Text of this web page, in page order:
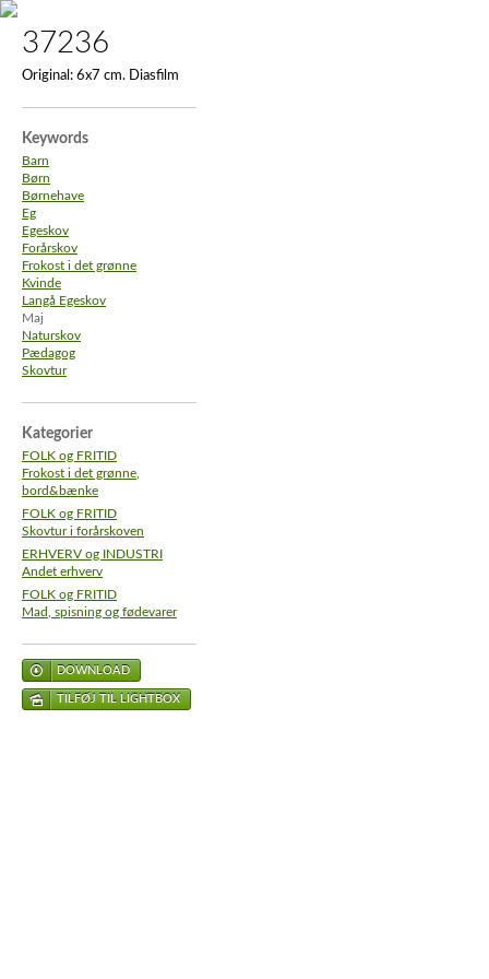
37236
Original: 6x7 cm. Diasfilm
Keywords
Barn
Børn
Børnehave
Eg
Egeskov
Forårskov
Frokost i det grønne
Kvinde
Langå Egeskov
Maj
Naturskov
Pædagog
Skovtur
Kategorier
FOLK og FRITID
Frokost i det grønne,
bord&bænke
FOLK og FRITID
Skovtur i forårskoven
ERHVERV og INDUSTRI
Andet erhverv
FOLK og FRITID
Mad, spisning og fødevarer
DOWNLOAD
TILFØJ TIL LIGHTBOX